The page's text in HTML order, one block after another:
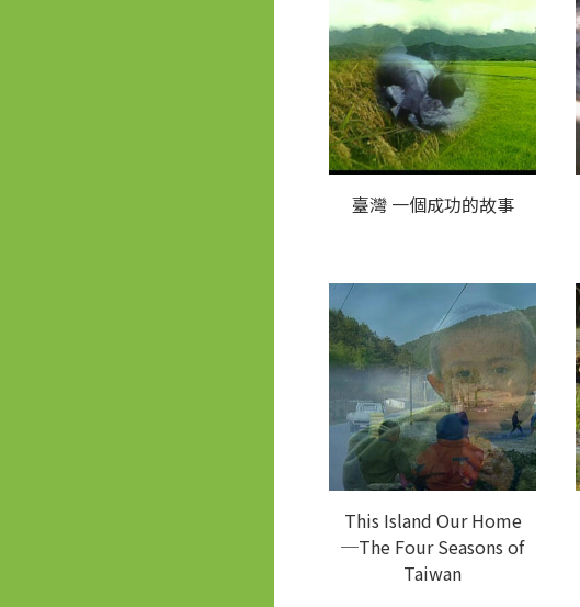
臺灣 一個成功的故事
This Island Our Home
─The Four Seasons of
Taiwan